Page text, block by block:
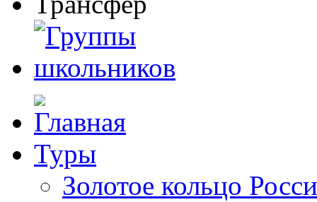
Туры
Золотое кольцо